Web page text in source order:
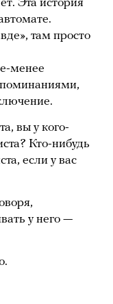
Эта история
там просто
менее
вы у кого-
Кто-нибудь
если у вас
у него —